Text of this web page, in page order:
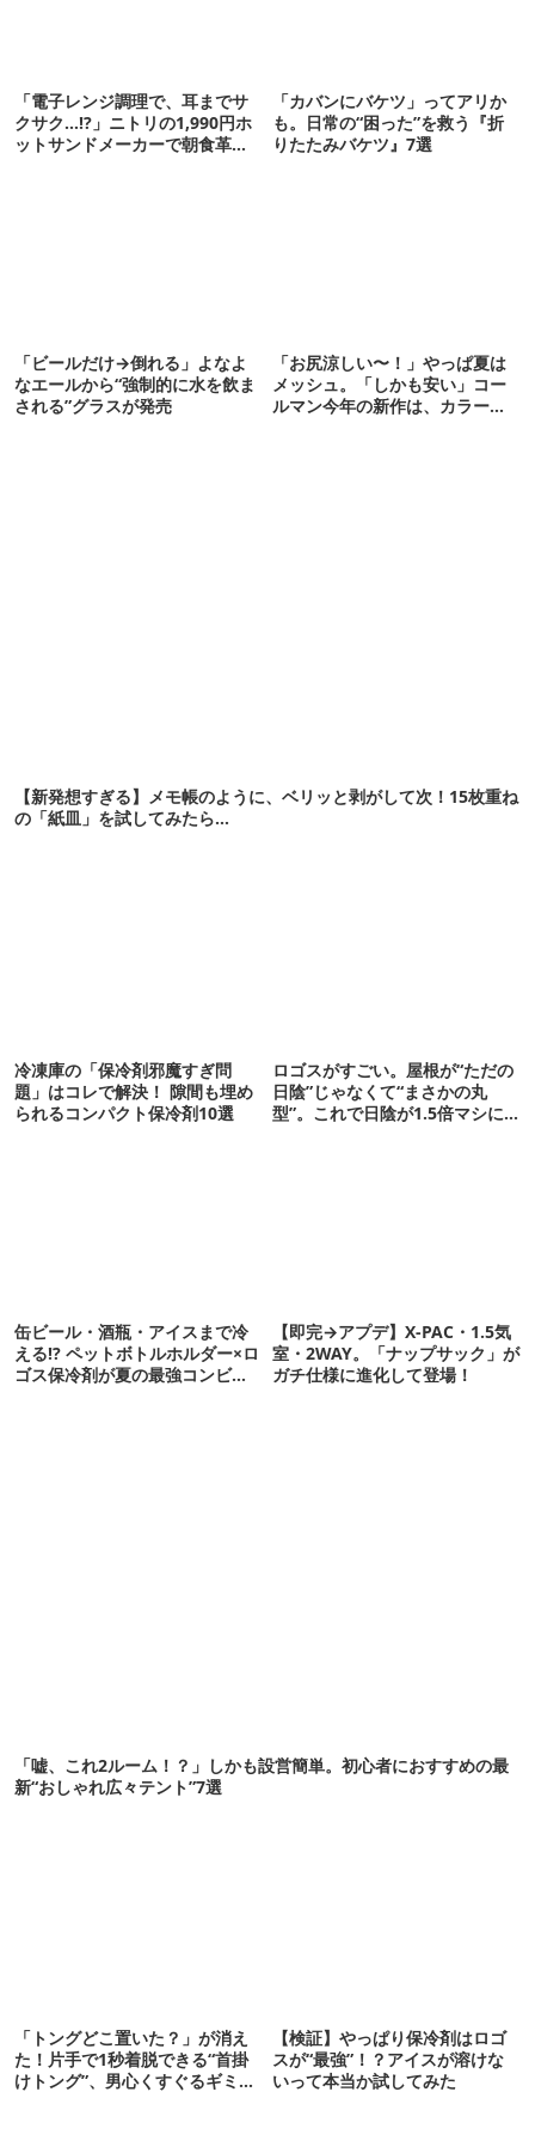
「電子レンジ調理で、耳までサ
クサク…!?」ニトリの1,990円ホ
ットサンドメーカーで朝食革命
「カバンにバケツ」ってアリか
も。日常の“困った”を救う『折
りたたみバケツ』7選
「ビールだけ→倒れる」よなよ
なエールから“強制的に水を飲ま
される”グラスが発売
「お尻涼しい〜！」やっぱ夏は
メッシュ。「しかも安い」コー
ルマン今年の新作は、カラーも
【新発想すぎる】メモ帳のように、ベリッと剥がして次！15枚重ね
の「紙皿」を試してみたら…
冷凍庫の「保冷剤邪魔すぎ問
題」はコレで解決！ 隙間も埋め
られるコンパクト保冷剤10選
ロゴスがすごい。屋根が“ただの
日陰”じゃなくて“まさかの丸
型”。これで日陰が1.5倍マシに
缶ビール・酒瓶・アイスまで冷
える!? ペットボトルホルダー×ロ
ゴス保冷剤が夏の最強コンビだ
【即完→アプデ】X-PAC・1.5気
室・2WAY。「ナップサック」が
ガチ仕様に進化して登場！
「嘘、これ2ルーム！？」しかも設営簡単。初心者におすすめの最
新“おしゃれ広々テント”7選
「トングどこ置いた？」が消え
た！片手で1秒着脱できる“首掛
けトング”、男心くすぐるギミッ
【検証】やっぱり保冷剤はロゴ
スが“最強”！？アイスが溶けな
いって本当か試してみた